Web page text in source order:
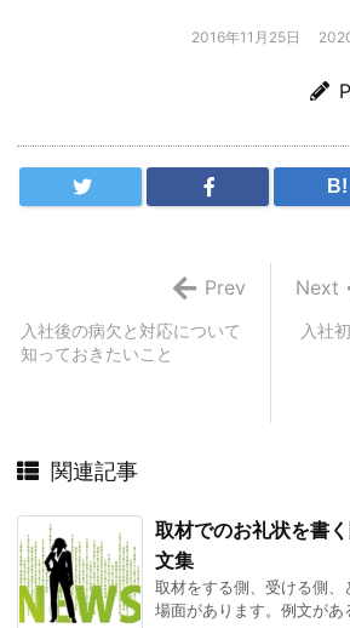
2016年11月25日
B!
入社
Next
入社後の病欠と対応について
知っておきたいこと
Prev
関連記事
取材でのお礼状を書
文集
取材をする側、受ける側、
場面があります。例文があ